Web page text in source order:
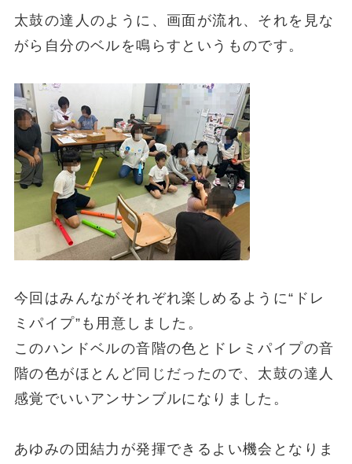
太鼓の達人のように、画面が流れ、それを見な
がら自分のベルを鳴らすというものです。
今回はみんながそれぞれ楽しめるように“ドレ
ミパイプ”も用意しました。
このハンドベルの音階の色とドレミパイプの音
階の色がほとんど同じだったので、太鼓の達人
感覚でいいアンサンブルになりました。
あゆみの団結力が発揮できるよい機会となりま